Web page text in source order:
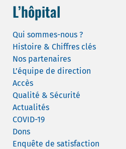
L’hôpital
Qui sommes-nous ?
Histoire & Chiffres clés
Nos partenaires
L’équipe de direction
Accès
Qualité & Sécurité
Actualités
COVID-19
Dons
Enquête de satisfaction